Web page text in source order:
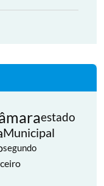
estado
Municipal
segundo